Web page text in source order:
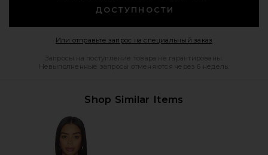
ДОСТУПНОСТИ
Или отправьте запрос на специальный заказ
Запросы на поступление товара не гарантированы.
Невыполненные запросы отменяются через 6 недель.
Shop Similar Items